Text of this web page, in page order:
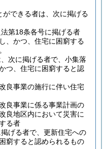
できる者は、次に掲げる
第18条各号に掲げる者
、かつ、住宅に困窮する
次に掲げる者で、小集落
つ、住宅に困窮すると認
良事業の施行に伴い住宅
良事業に係る事業計画の
良地区内において災害に
る者
げる者で、更新住宅への
窮すると認められるもの